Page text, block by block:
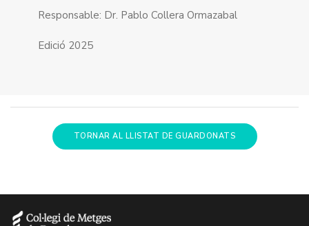
Responsable: Dr. Pablo Collera Ormazabal
Edició 2025
TORNAR AL LLISTAT DE GUARDONATS